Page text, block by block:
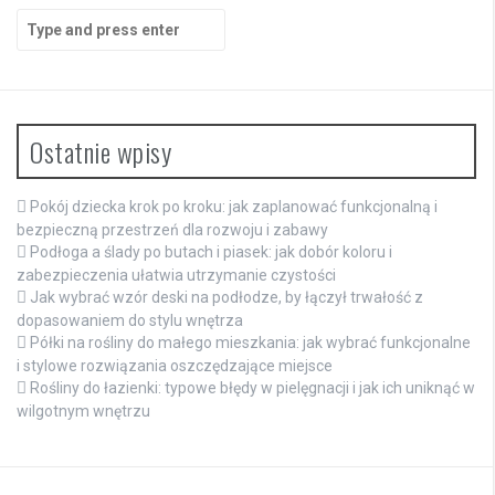
Search
for:
Ostatnie wpisy
Pokój dziecka krok po kroku: jak zaplanować funkcjonalną i
bezpieczną przestrzeń dla rozwoju i zabawy
Podłoga a ślady po butach i piasek: jak dobór koloru i
zabezpieczenia ułatwia utrzymanie czystości
Jak wybrać wzór deski na podłodze, by łączył trwałość z
dopasowaniem do stylu wnętrza
Półki na rośliny do małego mieszkania: jak wybrać funkcjonalne
i stylowe rozwiązania oszczędzające miejsce
Rośliny do łazienki: typowe błędy w pielęgnacji i jak ich uniknąć w
wilgotnym wnętrzu